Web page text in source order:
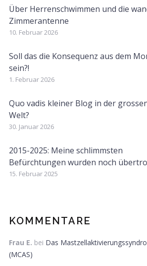
Über Herrenschwimmen und die
Zimmerantenne
10. Februar 2026
Soll das die Konsequenz aus dem
sein?!
1. Februar 2026
Quo vadis kleiner Blog in der
Welt?
30. Januar 2026
2015-2025: Meine schlimmsten
Befürchtungen wurden noch
15. Februar 2025
KOMMENTARE
Frau E. bei Das
(MCAS)